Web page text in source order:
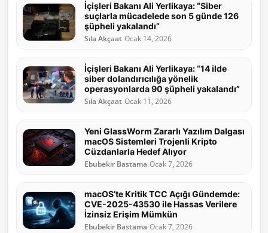
İçişleri Bakanı Ali Yerlikaya: “Siber
suçlarla mücadelede son 5 günde 126
şüpheli yakalandı”
Sıla Akçaat Ocak 14, 2026
İçişleri Bakanı Ali Yerlikaya: “14 ilde
siber dolandırıcılığa yönelik
operasyonlarda 90 şüpheli yakalandı”
Sıla Akçaat Ocak 11, 2026
Yeni GlassWorm Zararlı Yazılım Dalgası
macOS Sistemleri Trojenli Kripto
Cüzdanlarla Hedef Alıyor
Ebubekir Bastama Ocak 7, 2026
macOS’te Kritik TCC Açığı Gündemde:
CVE-2025-43530 ile Hassas Verilere
İzinsiz Erişim Mümkün
Ebubekir Bastama Ocak 7, 2026